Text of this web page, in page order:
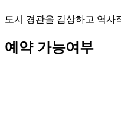
도시 경관을 감상하고 역사
예약 가능여부